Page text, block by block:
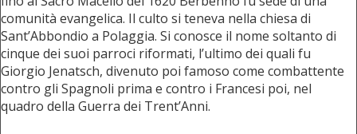
comunità evangelica. Il culto si teneva nella chiesa di
Sant’Abbondio a Polaggia. Si conosce il nome soltanto di
cinque dei suoi parroci riformati, l’ultimo dei quali fu
Giorgio Jenatsch, divenuto poi famoso come combattente
contro gli Spagnoli prima e contro i Francesi poi, nel
quadro della Guerra dei Trent’Anni.